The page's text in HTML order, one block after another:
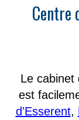
Centre
Le cabinet
est
d'Esserent,